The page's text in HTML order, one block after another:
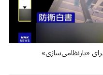
«بازنظامی‌سازی»